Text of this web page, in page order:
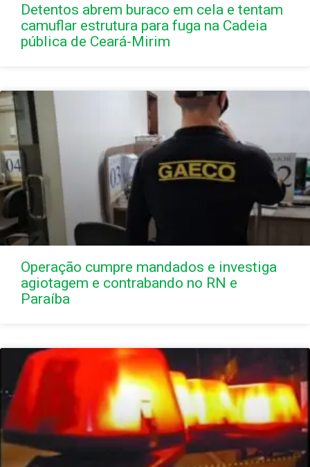
Detentos abrem buraco em cela e tentam
camuflar estrutura para fuga na Cadeia
pública de Ceará-Mirim
Operação cumpre mandados e investiga
agiotagem e contrabando no RN e
Paraíba